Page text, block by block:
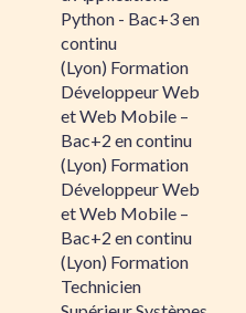
Python - Bac+3 en
continu
(Lyon) Formation
Développeur Web
et Web Mobile –
Bac+2 en continu
(Lyon) Formation
Développeur Web
et Web Mobile –
Bac+2 en continu
(Lyon) Formation
Technicien